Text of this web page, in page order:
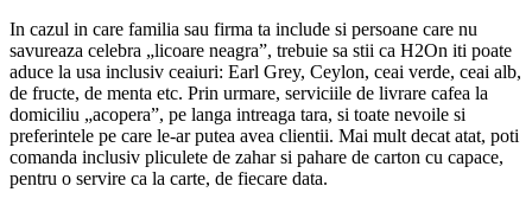
In cazul in care familia sau firma ta include si persoane care nu
savureaza celebra „licoare neagra”, trebuie sa stii ca H2On iti poate
aduce la usa inclusiv ceaiuri: Earl Grey, Ceylon, ceai verde, ceai alb,
de fructe, de menta etc. Prin urmare, serviciile de livrare cafea la
domiciliu „acopera”, pe langa intreaga tara, si toate nevoile si
preferintele pe care le-ar putea avea clientii. Mai mult decat atat, poti
comanda inclusiv pliculete de zahar si pahare de carton cu capace,
pentru o servire ca la carte, de fiecare data.